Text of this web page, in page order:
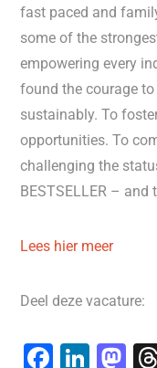
fast paced and
some of the
empowering every
found the courage
sustainably. To
opportunities. To
challenging the
BESTSELLER – and
Lees hier meer
Deel deze vacature:
F
Li M